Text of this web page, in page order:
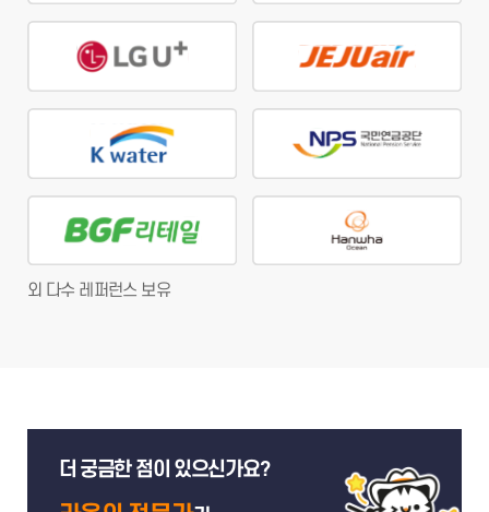
외 다수 레퍼런스 보유
더 궁금한 점이 있으신가요?